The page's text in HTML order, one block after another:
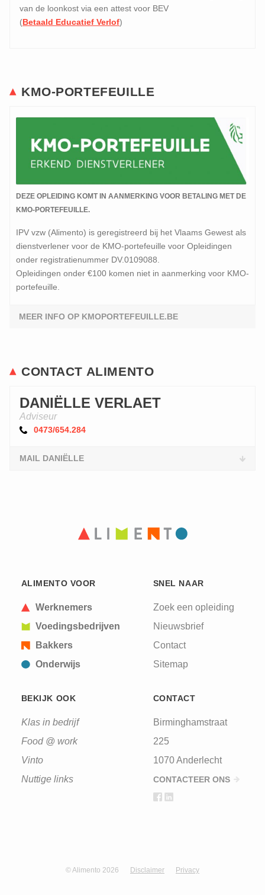
van de loonkost via een attest voor BEV
(Betaald Educatief Verlof)
KMO-PORTEFEUILLE
DEZE OPLEIDING KOMT IN AANMERKING VOOR BETALING MET DE
KMO-PORTEFEUILLE.
IPV vzw (Alimento) is geregistreerd bij het Vlaams Gewest als
dienstverlener voor de KMO-portefeuille voor Opleidingen
onder registratienummer DV.0109088.
Opleidingen onder €100 komen niet in aanmerking voor KMO-
portefeuille.
MEER INFO OP KMOPORTEFEUILLE.BE
CONTACT ALIMENTO
DANIËLLE VERLAET
Adviseur
0473/654.284
MAIL DANIËLLE
ALIMENTO VOOR
Werknemers
Voedingsbedrijven
Bakkers
Onderwijs
SNEL NAAR
Zoek een opleiding
Nieuwsbrief
Contact
Sitemap
BEKIJK OOK
Klas in bedrijf
Food @ work
Vinto
Nuttige links
CONTACT
Birminghamstraat
225
1070 Anderlecht
CONTACTEER ONS
© Alimento 2026 Disclaimer Privacy